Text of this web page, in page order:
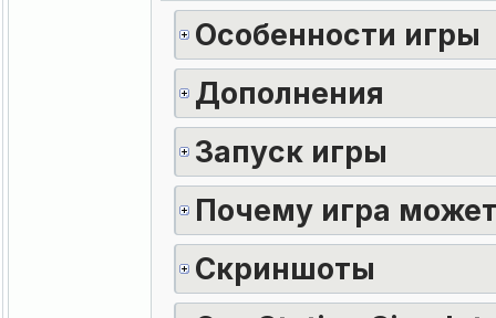
Особенности игры
Дополнения
Запуск игры
Почему игра
Скриншоты